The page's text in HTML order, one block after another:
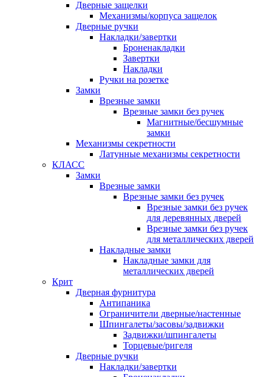
Дверные защелки
Механизмы/корпуса защелок
Дверные ручки
Накладки/завертки
Броненакладки
Завертки
Накладки
Ручки на розетке
Замки
Врезные замки
Врезные замки без ручек
Магнитные/бесшумные
замки
Механизмы секретности
Латунные механизмы секретности
КЛАСС
Замки
Врезные замки
Врезные замки без ручек
Врезные замки без ручек
для деревянных дверей
Врезные замки без ручек
для металлических дверей
Накладные замки
Накладные замки для
металлических дверей
Крит
Дверная фурнитура
Антипаника
Ограничители дверные/настенные
Шпингалеты/засовы/задвижки
Задвижки/шпингалеты
Торцевые/ригеля
Дверные ручки
Накладки/завертки